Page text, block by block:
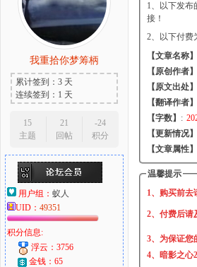
爱
我重拾你梦筹柄
累计签到：3 天
连续签到：1 天
15
主题
21
回帖
-24
积分
用户组： 蚁人
UID： 49351
积分信息:
浮云：3756
金钱：65
1、以下发布
接！
2、以下付费
【文章名称】
【原创作者】
【原文出处】
【翻译作者】
【字数】 :
【更新情况】
【文章属性】
温馨提示
1、购买前去
2、付费后请
3、为保证您
4、暗影之心